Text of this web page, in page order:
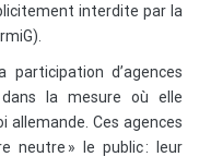
interdite par la
d’agences
la mesure où elle
allemande. Ces agences
neutre » le public : leur